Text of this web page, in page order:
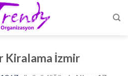
Kiralama İzmir